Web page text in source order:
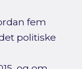
fem
politiske